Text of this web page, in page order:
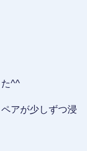
^^
アが少しずつ浸